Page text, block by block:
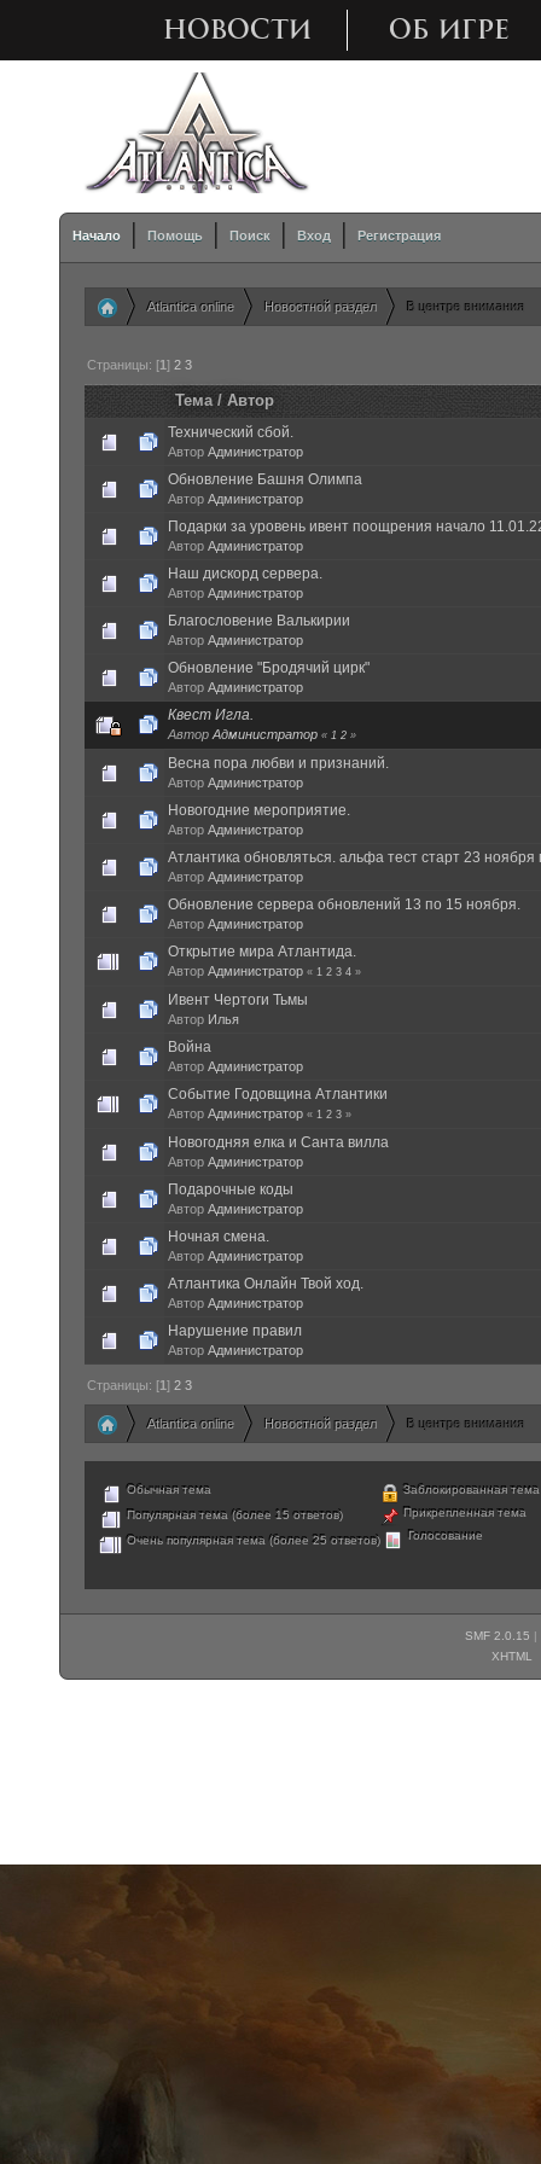
НОВОСТИ ОБ ИГРЕ
Начало Помощь Поиск Вход Регистрация
Atlantica online Новостной раздел В центре внимания
Страницы: [1]2 3
Тема /Автор
Технический сбой.
Автор Администратор
Обновление Башня Олимпа
Автор Администратор
Подарки за уровень ивент поощрения начало
Автор Администратор
Наш дискорд сервера.
Автор Администратор
Благословение Валькирии
Автор Администратор
Обновление "Бродячий цирк"
Автор Администратор
Квест Игла.
Автор Администратор « 1 2 »
Весна пора любви и признаний.
Автор Администратор
Новогодние мероприятие.
Автор Администратор
Атлантика обновляться. альфа тест старт 23 ноября
Автор Администратор
Обновление сервера обновлений 13 по 15 ноября.
Автор Администратор
Открытие мира Атлантида.
Автор Администратор « 1 2 3 4 »
Ивент Чертоги Тьмы
Автор Илья
Война
Автор Администратор
Событие Годовщина Атлантики
Автор Администратор « 1 2 3 »
Новогодняя елка и Санта вилла
Автор Администратор
Подарочные коды
Автор Администратор
Ночная смена.
Автор Администратор
Атлантика Онлайн Твой ход.
Автор Администратор
Нарушение правил
Автор Администратор
Страницы: [1]2 3
Atlantica online
»
Новостной раздел
»
В центре внимания
Обычная тема
Популярная тема (более 15 ответов)
Очень популярная тема (более 25 ответов)
Заблокированная тема
Прикрепленная тема
Голосование
SMF 2.0.15 |
XHTML